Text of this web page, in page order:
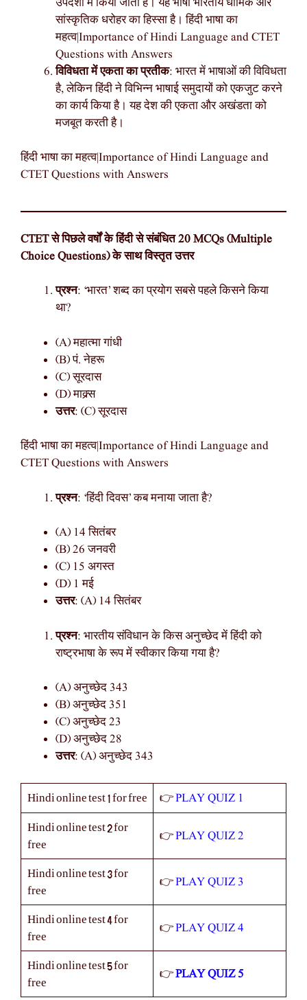
सांस्कृतिक धरोहर का हिस्सा है। हिंदी भाषा का
महत्व|Importance of Hindi Language and CTET
Questions with Answers
विविधता में एकता का प्रतीक: भारत में भाषाओं की विविधता
है, लेकिन हिंदी ने विभिन्न भाषाई समुदायों को एकजुट करने
का कार्य किया है। यह देश की एकता और अखंडता को
मजबूत करती है।
हिंदी भाषा का महत्व|Importance of Hindi Language and
CTET Questions with Answers
CTET से पिछले वर्षों के हिंदी से संबंधित 20 MCQs (Multiple
Choice Questions) के साथ विस्तृत उत्तर
प्रश्न: ‘भारत’ शब्द का प्रयोग सबसे पहले किसने किया
था?
(A) महात्मा गांधी
(B) पं. नेहरू
(C) सूरदास
(D) माक्र्स
उत्तर: (C) सूरदास
हिंदी भाषा का महत्व|Importance of Hindi Language and
CTET Questions with Answers
प्रश्न: ‘हिंदी दिवस’ कब मनाया जाता है?
(A) 14 सितंबर
(B) 26 जनवरी
(C) 15 अगस्त
(D) 1 मई
उत्तर: (A) 14 सितंबर
प्रश्न: भारतीय संविधान के किस अनुच्छेद में हिंदी को
राष्ट्रभाषा के रूप में स्वीकार किया गया है?
(A) अनुच्छेद 343
(B) अनुच्छेद 351
(C) अनुच्छेद 23
(D) अनुच्छेद 28
उत्तर: (A) अनुच्छेद 343
Hindi online test 1 for free 👉 PLAY QUIZ 1
Hindi online test 2 for
free
👉 PLAY QUIZ 2
Hindi online test 3 for
free
👉 PLAY QUIZ 3
Hindi online test 4 for
free
👉 PLAY QUIZ 4
Hindi online test 5 for
free
👉 PLAY QUIZ 5